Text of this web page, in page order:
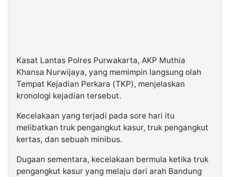
Kasat Lantas Polres Purwakarta, AKP Muthia
Khansa Nurwijaya, yang memimpin langsung olah
Tempat Kejadian Perkara (TKP), menjelaskan
kronologi kejadian tersebut.
Kecelakaan yang terjadi pada sore hari itu
melibatkan truk pengangkut kasur, truk pengangkut
kertas, dan sebuah minibus.
Dugaan sementara, kecelakaan bermula ketika truk
pengangkut kasur yang melaju dari arah Bandung